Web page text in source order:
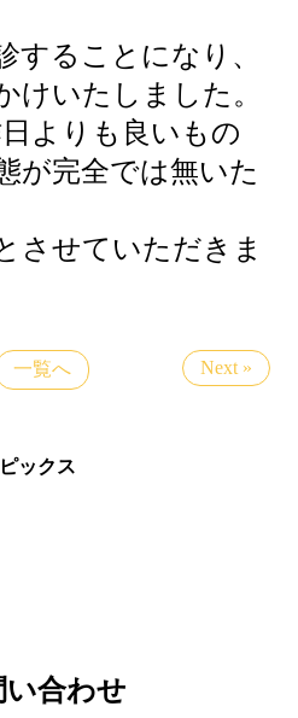
することになり、
けいたしました。
よりも良いもの
が完全では無いた
させていただきま
一覧へ Next »
ピックス